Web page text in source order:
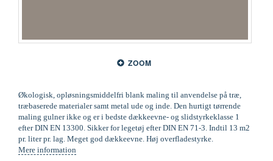
ZOOM
Økologisk, opløsningsmiddelfri blank maling til anvendelse på træ,
træbaserede materialer samt metal ude og inde. Den hurtigt tørrende
maling gulner ikke og er i bedste dækkeevne- og slidstyrkeklasse 1
efter DIN EN 13300. Sikker for legetøj efter DIN EN 71-3. Indtil 13 m2
pr. liter pr. lag. Meget god dækkeevne. Høj overfladestyrke.
Mere information